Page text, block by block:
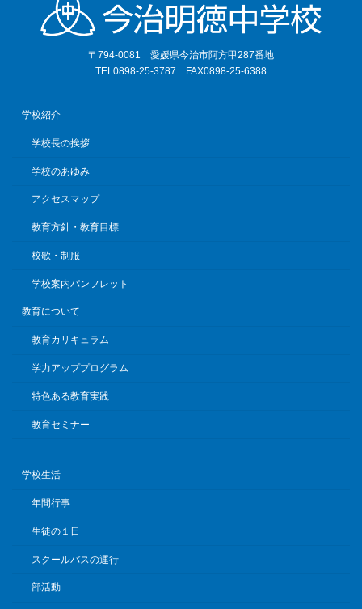
〒794-0081 愛媛県今治市阿方甲287番地
TEL0898-25-3787 FAX0898-25-6388
学校紹介
学校長の挨拶
学校のあゆみ
アクセスマップ
教育方針・教育目標
校歌・制服
学校案内パンフレット
教育について
教育カリキュラム
学力アッププログラム
特色ある教育実践
教育セミナー
学校生活
年間行事
生徒の１日
スクールバスの運行
部活動